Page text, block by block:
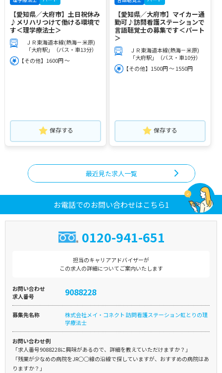
【愛知県／大府市】土日祝休み
♪メリハリつけて働ける環境で
す＜理学療法士＞
ＪＲ東海道本線(熱海－米原)
「大府駅」（バス・車13分）
【その他】1600円 ～
保存する
【愛知県／大府市】マイカー通
勤可♪訪問看護ステーションで
言語聴覚士の募集です＜パート
＞
ＪＲ東海道本線(熱海－米原)
「大府駅」（バス・車10分）
【その他】1500円 ～ 1550円
保存する
最近見た求人一覧
お電話でのお問い合わせはこちら1
0120-941-651
担当のキャリアアドバイザーが
この求人の詳細についてご案内いたします
お問い合わせ
求人番号
9088228
募集先名称
株式会社メイ・コネクト 訪問看護ステーション虹とりの理
学療法士
お問い合わせ例
「求人番号9088228に興味があるので、詳細を教えていただけますか？」
「残業が少なめの病院をJR○○線の沿線で探していますが、おすすめの病院はあ
りますか？」